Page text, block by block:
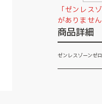
「ゼンレ
がありません
商品詳細
ゼンレスゾーンゼ